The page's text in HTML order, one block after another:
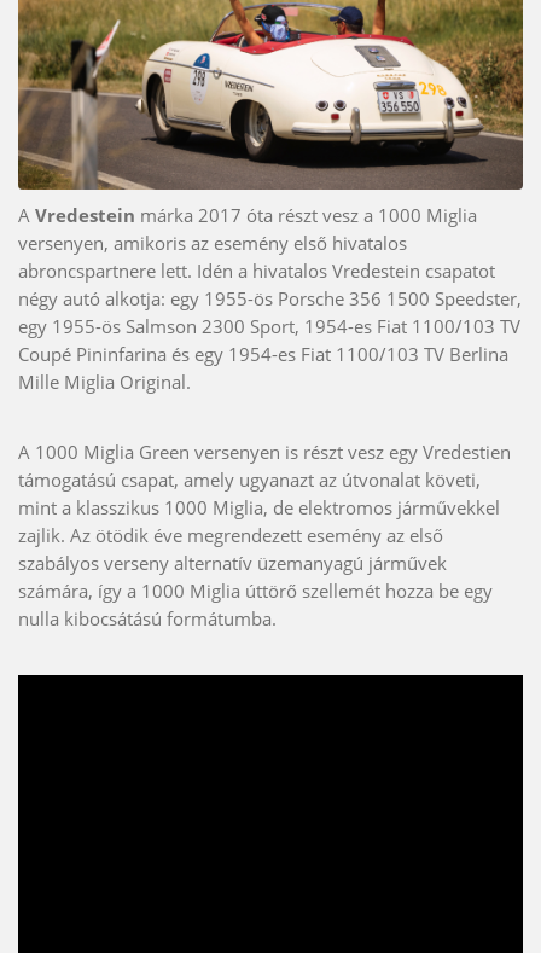
A Vredestein márka 2017 óta részt vesz a 1000 Miglia
versenyen, amikoris az esemény első hivatalos
abroncspartnere lett. Idén a hivatalos Vredestein csapatot
négy autó alkotja: egy 1955-ös Porsche 356 1500 Speedster,
egy 1955-ös Salmson 2300 Sport, 1954-es Fiat 1100/103 TV
Coupé Pininfarina és egy 1954-es Fiat 1100/103 TV Berlina
Mille Miglia Original.
A 1000 Miglia Green versenyen is részt vesz egy Vredestien
támogatású csapat, amely ugyanazt az útvonalat követi,
mint a klasszikus 1000 Miglia, de elektromos járművekkel
zajlik. Az ötödik éve megrendezett esemény az első
szabályos verseny alternatív üzemanyagú járművek
számára, így a 1000 Miglia úttörő szellemét hozza be egy
nulla kibocsátású formátumba.